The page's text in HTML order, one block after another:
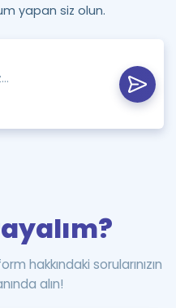
yapan siz olun.
hakkındaki sorularınızın
alın!